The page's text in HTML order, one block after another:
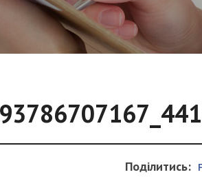
Поділитись: